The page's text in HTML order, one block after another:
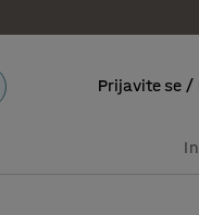
Prijavite se /